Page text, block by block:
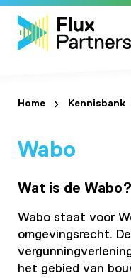
Skip
to
content
Markten
Expertises
Over Flux
Home Kennisbank
Wabo
Wat is de Wabo?
Wabo staat voor
omgevingsrecht.
het gebied van